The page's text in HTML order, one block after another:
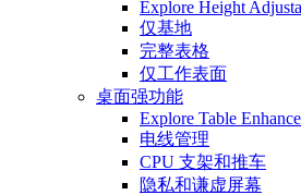
Explore Height
仅基地
完整表格
仅工作表面
桌面强功能
Explore Table
电线管理
CPU 支架和推车
隐私和谦虚屏幕